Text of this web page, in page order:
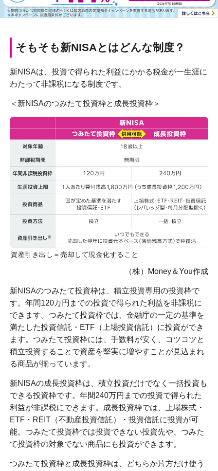
そもそも新NISAとはどんな制度？
新NISAは、投資で得られた利益にかかる税金が一生涯に
わたって非課税になる制度です。
＜新NISAのつみたて投資枠と成長投資枠＞
資産引き出し＝売却して現金化すること
（株）Money＆You作成
新NISAのつみたて投資枠は、積立投資専用の投資枠で
す。年間120万円までの投資で得られた利益を非課税に
できます。つみたて投資枠では、金融庁の一定の基準を
満たした投資信託・ETF（上場投資信託）に投資ができ
ます。つみたて投資枠には、手数料が安く、コツコツと
積立投資することで資産を堅実に増やすことが見込まれ
る商品が揃っています。
新NISAの成長投資枠は、積立投資だけでなく一括投資も
できる投資枠です。年間240万円までの投資で得られた
利益が非課税にできます。成長投資枠では、上場株式・
ETF・REIT（不動産投資信託）・投資信託に投資が可
能。つみたて投資枠では投資できない投資先や、つみた
て投資枠の対象でない商品にも投資ができます。
つみたて投資枠と成長投資枠は、どちらか片方だけ使う